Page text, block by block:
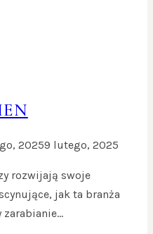
20259 lutego, 2025
rozwijają swoje
jak ta branża
zarabianie…